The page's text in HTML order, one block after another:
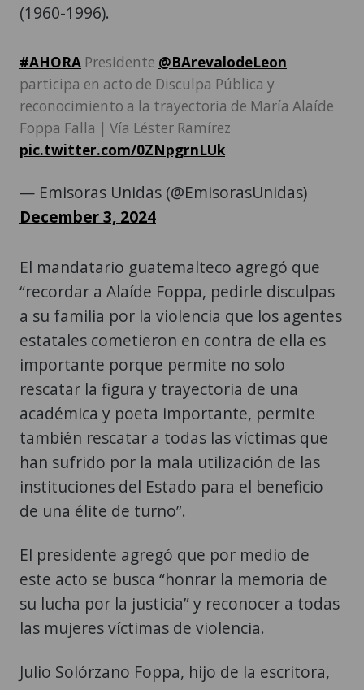
(1960-1996).
#AHORA Presidente @BArevalodeLeon
participa en acto de Disculpa Pública y
reconocimiento a la trayectoria de María Alaíde
Foppa Falla | Vía Léster Ramírez
pic.twitter.com/0ZNpgrnLUk
— Emisoras Unidas (@EmisorasUnidas)
December 3, 2024
El mandatario guatemalteco agregó que
“recordar a Alaíde Foppa, pedirle disculpas
a su familia por la violencia que los agentes
estatales cometieron en contra de ella es
importante porque permite no solo
rescatar la figura y trayectoria de una
académica y poeta importante, permite
también rescatar a todas las víctimas que
han sufrido por la mala utilización de las
instituciones del Estado para el beneficio
de una élite de turno”.
El presidente agregó que por medio de
este acto se busca “honrar la memoria de
su lucha por la justicia” y reconocer a todas
las mujeres víctimas de violencia.
Julio Solórzano Foppa, hijo de la escritora,